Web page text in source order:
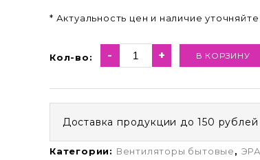
* Актуальность цен и наличие
Кол-во: - + В КОРЗИНУ
Доставка продукции до 150
Категории: Вентиляторы бытовые, ЭРА